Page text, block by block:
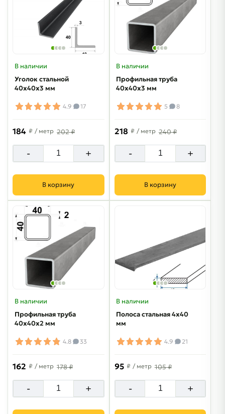
В наличии
Уголок стальной
40х40х3 мм
4.9 17
184 ₽ / метр 202 ₽
- +
В корзину
В наличии
Профильная труба
40х40х3 мм
5 8
218 ₽ / метр 240 ₽
- +
В корзину
В наличии
Профильная труба
40х40х2 мм
4.8 33
162 ₽ / метр 178 ₽
- +
В наличии
Полоса стальная 4х40
мм
4.9 21
95 ₽ / метр 105 ₽
- +